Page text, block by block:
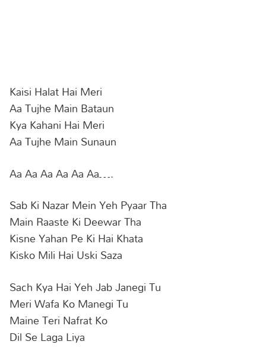
Kaisi Halat Hai Meri
Aa Tujhe Main Bataun
Kya Kahani Hai Meri
Aa Tujhe Main Sunaun
Aa Aa Aa Aa Aa Aa….
Sab Ki Nazar Mein Yeh Pyaar Tha
Main Raaste Ki Deewar Tha
Kisne Yahan Pe Ki Hai Khata
Kisko Mili Hai Uski Saza
Sach Kya Hai Yeh Jab Janegi Tu
Meri Wafa Ko Manegi Tu
Maine Teri Nafrat Ko
Dil Se Laga Liya